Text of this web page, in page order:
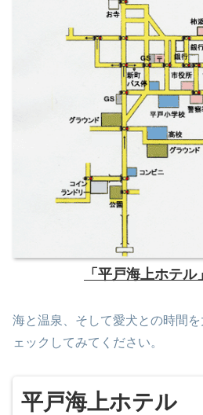
「平戸海上ホテ
海と温泉、そして愛犬との時間
ェックしてみてください。
平戸海上ホテル